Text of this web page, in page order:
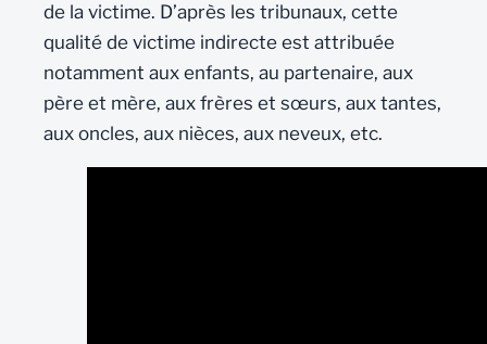
de la victime. D’après les tribunaux, cette
qualité de victime indirecte est attribuée
notamment aux enfants, au partenaire, aux
père et mère, aux frères et sœurs, aux tantes,
aux oncles, aux nièces, aux neveux, etc.